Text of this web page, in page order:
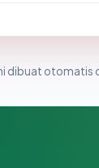
dibuat otomatis